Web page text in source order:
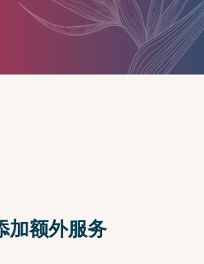
加额外服务